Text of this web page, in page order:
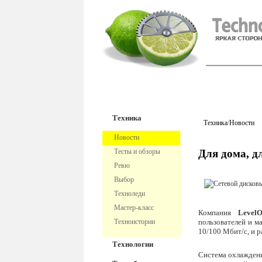
Техника
Новости
Тесты и обзоры
Ревю
Выбор
Техноледи
Мастер-класс
Техноистории
Технологии
Техника/Новости
Для дома,
Компания
пользователей и
10/100 Мбит/с, и
Система